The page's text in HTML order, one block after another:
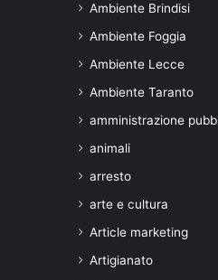
Ambiente Brindisi
Ambiente Foggia
Ambiente Lecce
Ambiente Taranto
amministrazione
animali
arresto
arte e cultura
Article marketing
Artigianato